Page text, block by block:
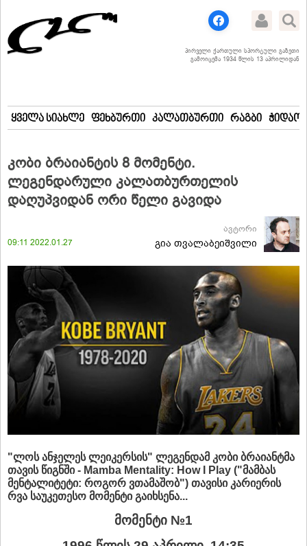
პირველი ქართული სპორტული გაზეთი
გამოიცემა 1934 წლის 13 აპრილიდან
ყველა სიახლე ფეხბურთი კალათბურთი რაგბი
კობი ბრაიანტის 8 მომენტი.
ლეგენდარული კალათბურთელის
დაღუპვიდან ორი წელი გავიდა
09:11 2022.01.27
ავტორი
გია თვალაბეიშვილი
"ლოს ანჯელეს ლეიკერსის" ლეგენდამ კობი ბრაიანტმა
თავის წიგნში - Mamba Mentality: How I Play ("მამბას
მენტალიტეტი: როგორ ვთამაშობ") თავისი კარიერის
რვა საუკეთესო მომენტი გაიხსენა...
მომენტი №1